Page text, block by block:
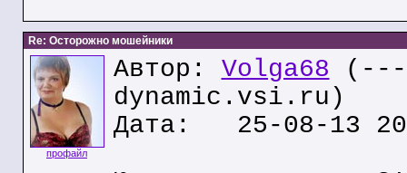
Re: Осторожно мошейники
профайл
Автор: Volga68 (---
dynamic.vsi.ru)
Дата: 25-08-13